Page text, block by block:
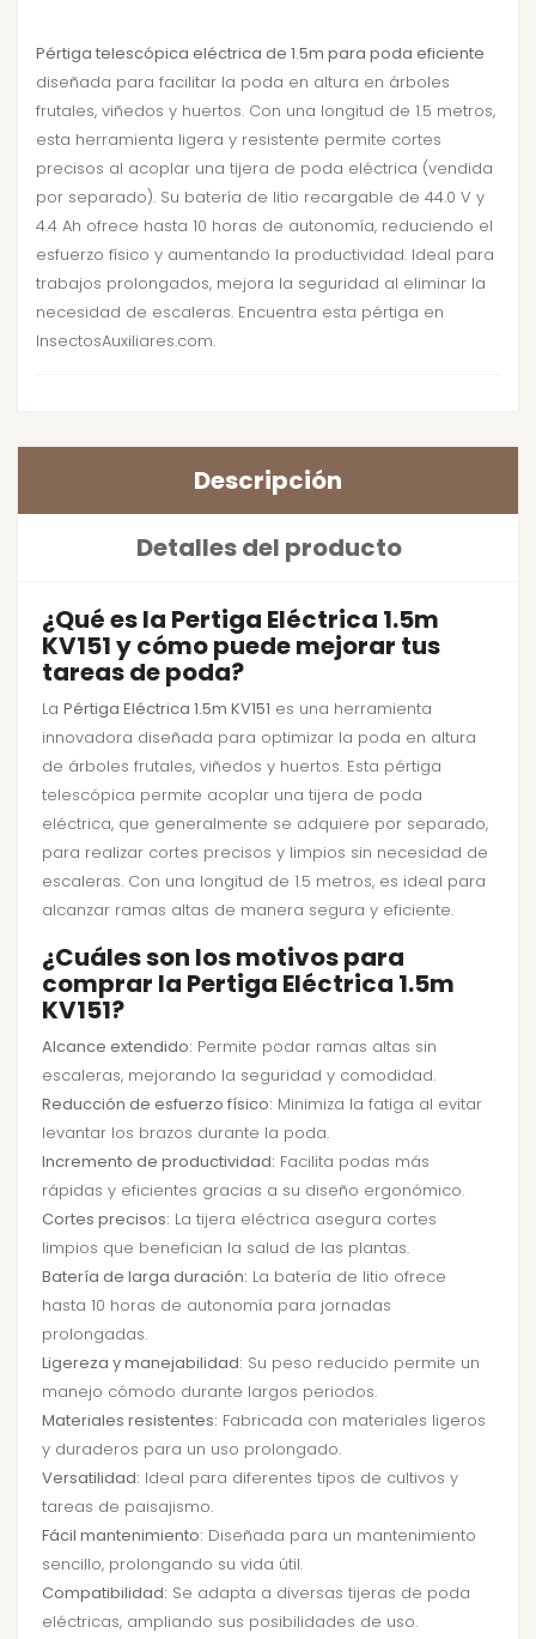
Pértiga telescópica eléctrica de 1.5m para poda eficiente
diseñada para facilitar la poda en altura en árboles
frutales, viñedos y huertos. Con una longitud de 1.5 metros,
esta herramienta ligera y resistente permite cortes
precisos al acoplar una tijera de poda eléctrica (vendida
por separado). Su batería de litio recargable de 44.0 V y
4.4 Ah ofrece hasta 10 horas de autonomía, reduciendo el
esfuerzo físico y aumentando la productividad. Ideal para
trabajos prolongados, mejora la seguridad al eliminar la
necesidad de escaleras. Encuentra esta pértiga en
InsectosAuxiliares.com.
Descripción
Detalles del producto
¿Qué es la Pertiga Eléctrica 1.5m
KV151 y cómo puede mejorar tus
tareas de poda?
La Pértiga Eléctrica 1.5m KV151 es una herramienta
innovadora diseñada para optimizar la poda en altura
de árboles frutales, viñedos y huertos. Esta pértiga
telescópica permite acoplar una tijera de poda
eléctrica, que generalmente se adquiere por separado,
para realizar cortes precisos y limpios sin necesidad de
escaleras. Con una longitud de 1.5 metros, es ideal para
alcanzar ramas altas de manera segura y eficiente.
¿Cuáles son los motivos para
comprar la Pertiga Eléctrica 1.5m
KV151?
Alcance extendido: Permite podar ramas altas sin
escaleras, mejorando la seguridad y comodidad.
Reducción de esfuerzo físico: Minimiza la fatiga al evitar
levantar los brazos durante la poda.
Incremento de productividad: Facilita podas más
rápidas y eficientes gracias a su diseño ergonómico.
Cortes precisos: La tijera eléctrica asegura cortes
limpios que benefician la salud de las plantas.
Batería de larga duración: La batería de litio ofrece
hasta 10 horas de autonomía para jornadas
prolongadas.
Ligereza y manejabilidad: Su peso reducido permite un
manejo cómodo durante largos periodos.
Materiales resistentes: Fabricada con materiales ligeros
y duraderos para un uso prolongado.
Versatilidad: Ideal para diferentes tipos de cultivos y
tareas de paisajismo.
Fácil mantenimiento: Diseñada para un mantenimiento
sencillo, prolongando su vida útil.
Compatibilidad: Se adapta a diversas tijeras de poda
eléctricas, ampliando sus posibilidades de uso.